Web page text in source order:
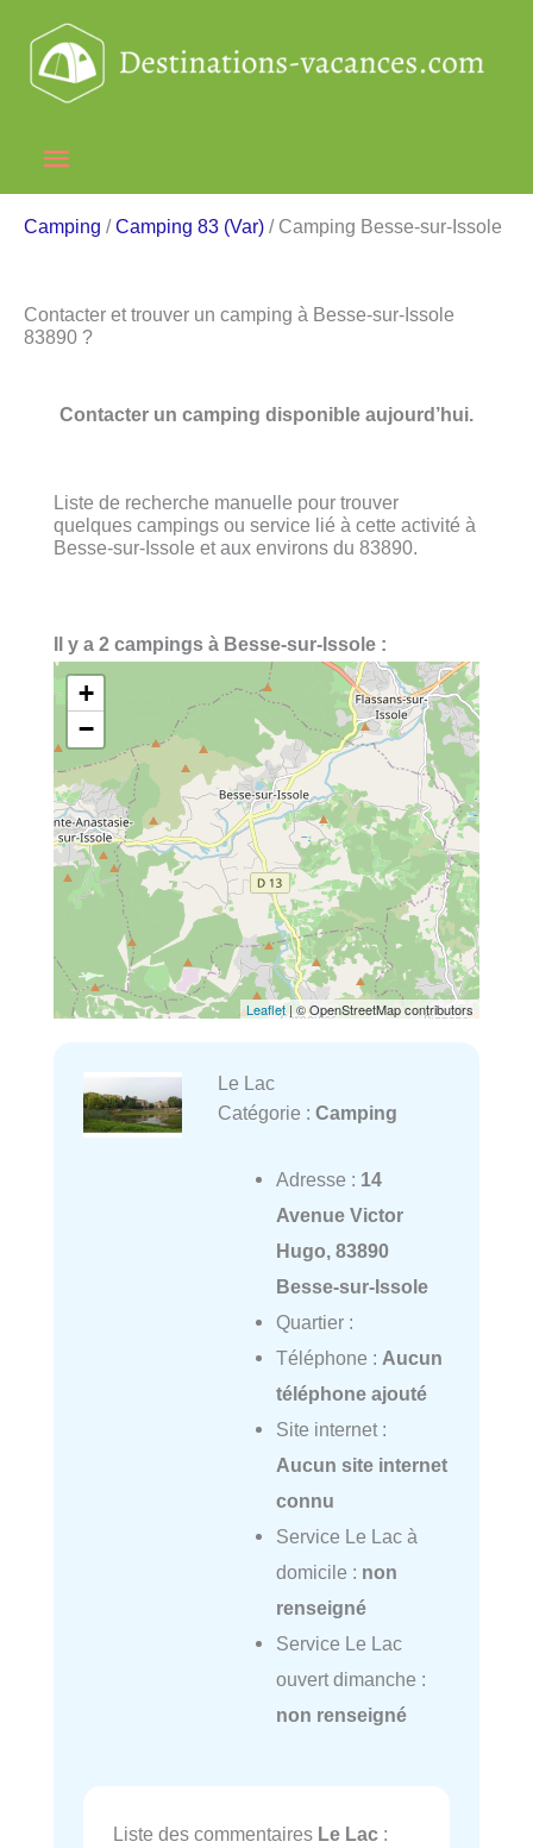
contenu
Menu
principal
Camping /Camping 83 (Var) / Camping Besse-sur-Issole
Contacter et trouver un camping à Besse-sur-Issole
83890 ?
Contacter un camping disponible aujourd’hui.
Liste de recherche manuelle pour trouver
quelques campings ou service lié à cette activité à
Besse-sur-Issole et aux environs du 83890.
Il y a 2 campings à Besse-sur-Issole :
+
−
Leaflet | © OpenStreetMap contributors
Le Lac
Catégorie : Camping
Adresse : 14
Avenue Victor
Hugo, 83890
Besse-sur-Issole
Quartier :
Téléphone : Aucun
téléphone ajouté
Site internet :
Aucun site internet
connu
Service Le Lac à
domicile : non
renseigné
Service Le Lac
ouvert dimanche :
non renseigné
Liste des commentaires Le Lac :